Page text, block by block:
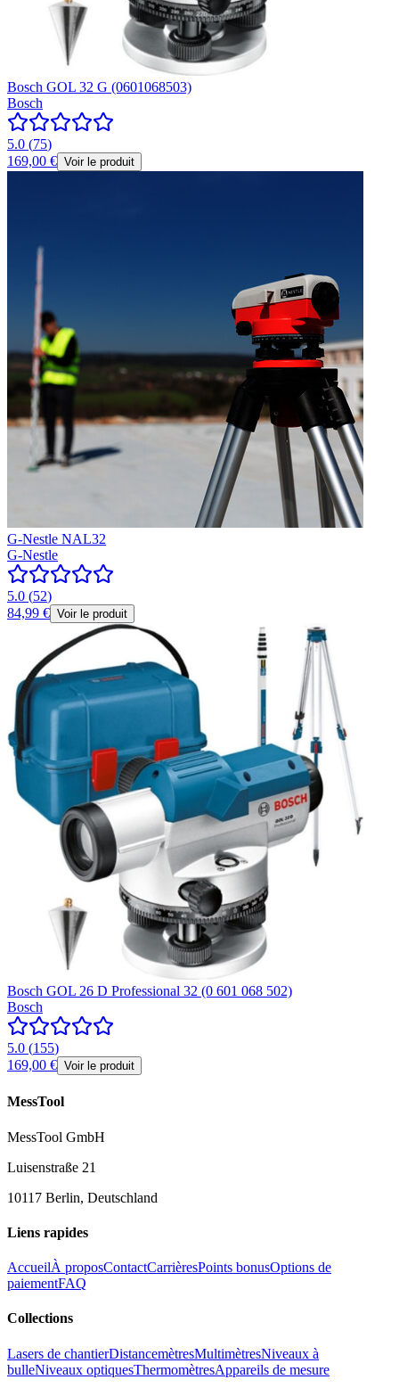
Bosch GOL 32 G (0601068503)
Bosch
5.0 (75)
169,00 € Voir le produit
G-Nestle NAL32
G-Nestle
5.0 (52)
84,99 € Voir le produit
Bosch GOL 26 D Professional 32 (0 601 068 502)
Bosch
5.0 (155)
169,00 € Voir le produit
MessTool
MessTool GmbH
Luisenstraße 21
10117 Berlin, Deutschland
Liens rapides
AccueilÀ proposContactCarrièresPoints bonusOptions de
paiementFAQ
Collections
Lasers de chantierDistancemètresMultimètresNiveaux à
bulleNiveaux optiquesThermomètresAppareils de mesure